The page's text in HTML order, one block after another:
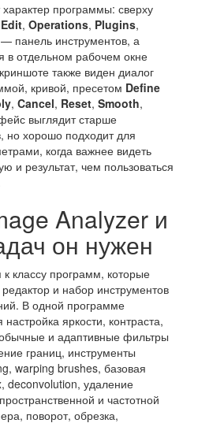
программы: сверху
Edit, Operations, Plugins,
панель инструментов, а
в отдельном рабочем окне
также виден диалог
кривой, пресетом Define
, Cancel, Reset, Smooth,
выглядит старше
но хорошо подходит для
когда важнее видеть
и результат, чем пользоваться
Analyzer и
он нужен
классу программ, которые
и набор инструментов
В одной программе
яркости, контраста,
и адаптивные фильтры
границ, инструменты
warping brushes, базовая
deconvolution, удаление
и частотной
поворот, обрезка,